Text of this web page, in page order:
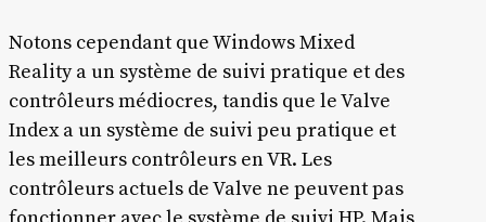
Notons cependant que Windows Mixed
Reality a un système de suivi pratique et des
contrôleurs médiocres, tandis que le Valve
Index a un système de suivi peu pratique et
les meilleurs contrôleurs en VR. Les
contrôleurs actuels de Valve ne peuvent pas